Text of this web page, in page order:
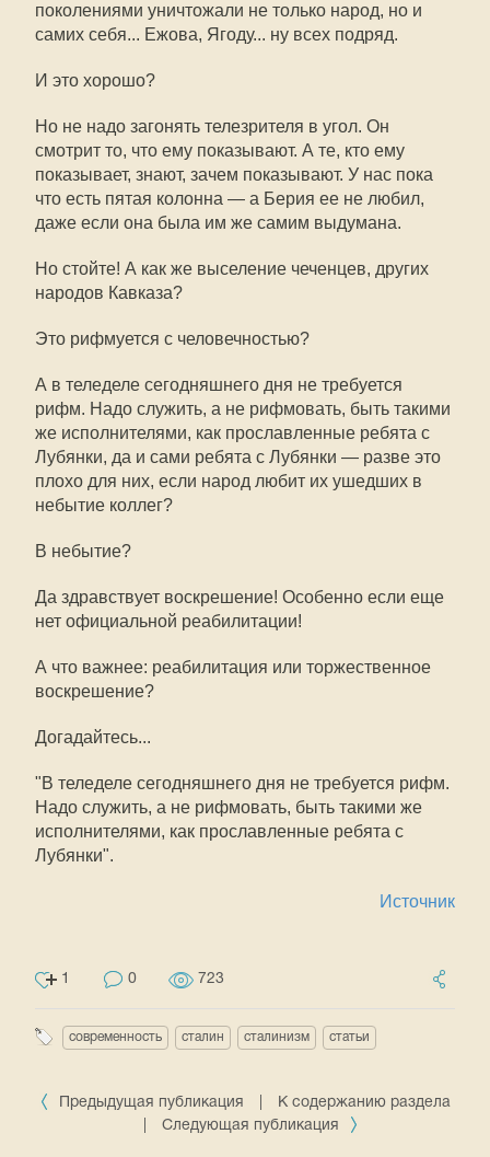
поколениями уничтожали не только народ, но и
самих себя... Ежова, Ягоду... ну всех подряд.
И это хорошо?
Но не надо загонять телезрителя в угол. Он
смотрит то, что ему показывают. А те, кто ему
показывает, знают, зачем показывают. У нас пока
что есть пятая колонна — а Берия ее не любил,
даже если она была им же самим выдумана.
Но стойте! А как же выселение чеченцев, других
народов Кавказа?
Это рифмуется с человечностью?
А в теледеле сегодняшнего дня не требуется
рифм. Надо служить, а не рифмовать, быть такими
же исполнителями, как прославленные ребята с
Лубянки, да и сами ребята с Лубянки — разве это
плохо для них, если народ любит их ушедших в
небытие коллег?
В небытие?
Да здравствует воскрешение! Особенно если еще
нет официальной реабилитации!
А что важнее: реабилитация или торжественное
воскрешение?
Догадайтесь...
"В теледеле сегодняшнего дня не требуется рифм.
Надо служить, а не рифмовать, быть такими же
исполнителями, как прославленные ребята с
Лубянки".
Источник
1 0 723
современность сталин сталинизм статьи
Предыдущая публикация
К содержанию раздела
Следующая публикация